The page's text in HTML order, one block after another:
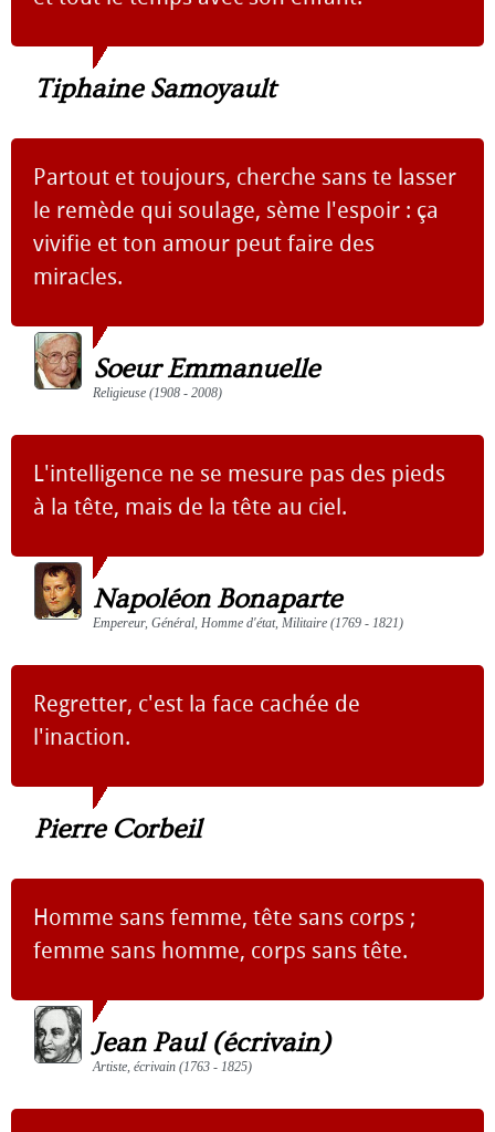
Tiphaine Samoyault
Partout et toujours, cherche sans te lasser
le remède qui soulage, sème l'espoir : ça
vivifie et ton amour peut faire des
miracles.
Soeur Emmanuelle
Religieuse (1908 - 2008)
L'intelligence ne se mesure pas des pieds
à la tête, mais de la tête au ciel.
Napoléon Bonaparte
Empereur, Général, Homme d'état, Militaire (1769 - 1821)
Regretter, c'est la face cachée de
l'inaction.
Pierre Corbeil
Homme sans femme, tête sans corps ;
femme sans homme, corps sans tête.
Jean Paul (écrivain)
Artiste, écrivain (1763 - 1825)